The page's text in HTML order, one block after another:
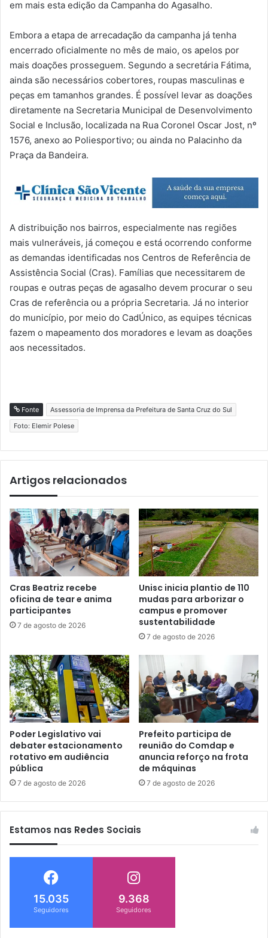
em mais esta edição da Campanha do Agasalho.
Embora a etapa de arrecadação da campanha já tenha
encerrado oficialmente no mês de maio, os apelos por
mais doações prosseguem. Segundo a secretária Fátima,
ainda são necessários cobertores, roupas masculinas e
peças em tamanhos grandes. É possível levar as doações
diretamente na Secretaria Municipal de Desenvolvimento
Social e Inclusão, localizada na Rua Coronel Oscar Jost, nº
1576, anexo ao Poliesportivo; ou ainda no Palacinho da
Praça da Bandeira.
A distribuição nos bairros, especialmente nas regiões
mais vulneráveis, já começou e está ocorrendo conforme
as demandas identificadas nos Centros de Referência de
Assistência Social (Cras). Famílias que necessitarem de
roupas e outras peças de agasalho devem procurar o seu
Cras de referência ou a própria Secretaria. Já no interior
do município, por meio do CadÚnico, as equipes técnicas
fazem o mapeamento dos moradores e levam as doações
aos necessitados.
Fonte
Assessoria de Imprensa da Prefeitura de Santa Cruz do Sul
Foto: Elemir Polese
Artigos relacionados
Cras Beatriz recebe
oficina de tear e anima
participantes
7 de agosto de 2026
Unisc inicia plantio de 110
mudas para arborizar o
campus e promover
sustentabilidade
7 de agosto de 2026
Poder Legislativo vai
debater estacionamento
rotativo em audiência
pública
7 de agosto de 2026
Prefeito participa de
reunião do Comdap e
anuncia reforço na frota
de máquinas
7 de agosto de 2026
Estamos nas Redes Sociais
15.035
Seguidores
9.368
Seguidores